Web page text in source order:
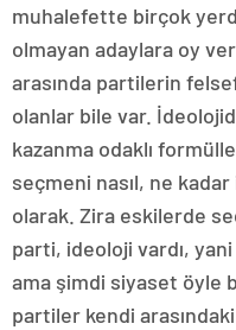
muhalefette birçok
olmayan adaylara oy
arasında partilerin
olanlar bile var.
kazanma odaklı
seçmeni nasıl, ne
olarak. Zira eskilerde
parti, ideoloji vardı,
ama şimdi siyaset öyle
partiler kendi arasındaki